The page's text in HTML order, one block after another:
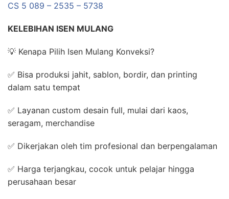
CS 5 089 – 2535 – 5738
KELEBIHAN ISEN MULANG
💡 Kenapa Pilih Isen Mulang Konveksi?
✅ Bisa produksi jahit, sablon, bordir, dan printing
dalam satu tempat
✅ Layanan custom desain full, mulai dari kaos,
seragam, merchandise
✅ Dikerjakan oleh tim profesional dan berpengalaman
✅ Harga terjangkau, cocok untuk pelajar hingga
perusahaan besar